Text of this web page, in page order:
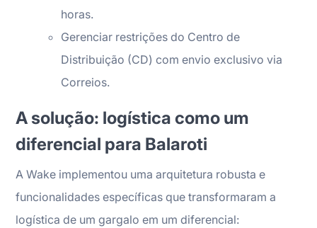
horas.
Gerenciar restrições do Centro de
Distribuição (CD) com envio exclusivo via
Correios.
A solução: logística como um
diferencial para Balaroti
A Wake implementou uma arquitetura robusta e
funcionalidades específicas que transformaram a
logística de um gargalo em um diferencial: